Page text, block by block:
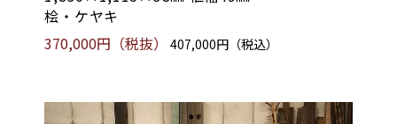
桧・ケヤキ
370,000円（税抜）
407,000円（税込）